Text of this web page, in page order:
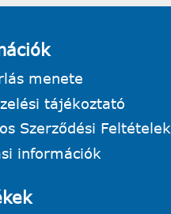
menete
tájékoztató
Szerződési Feltételek
információk